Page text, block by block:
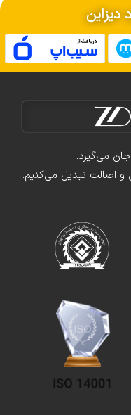
دیزاین
می‌گیرد.
و اصالت تبدیل می‌کنیم.